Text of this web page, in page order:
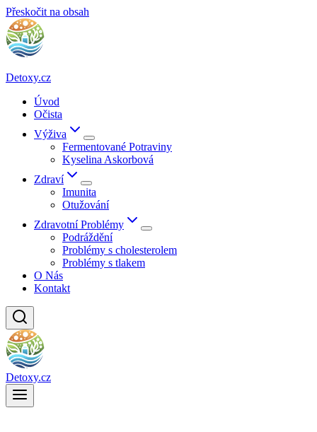
Přeskočit na obsah
Detoxy.cz
Úvod
Očista
Výživa
Fermentované Potraviny
Kyselina Askorbová
Zdraví
Imunita
Otužování
Zdravotní Problémy
Podráždění
Problémy s cholesterolem
Problémy s tlakem
O Nás
Kontakt
Detoxy.cz